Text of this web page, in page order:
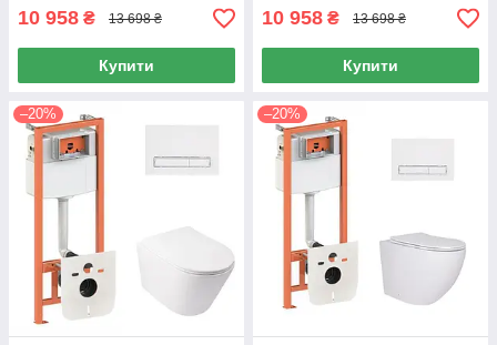
10 958 ₴ 13 698 ₴
Купити
10 958 ₴ 13 698 ₴
Купити
–20% –20%